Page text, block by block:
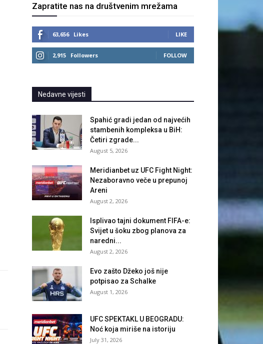
Zapratite nas na društvenim mrežama
63,656 Likes LIKE
2,915 Followers FOLLOW
Nedavne vijesti
Spahić gradi jedan od najvećih
stambenih kompleksa u BiH:
Četiri zgrade...
August 5, 2026
Meridianbet uz UFC Fight Night:
Nezaboravno veče u prepunoj
Areni
August 2, 2026
Isplivao tajni dokument FIFA-e:
Svijet u šoku zbog planova za
naredni...
August 2, 2026
Evo zašto Džeko još nije
potpisao za Schalke
August 1, 2026
UFC SPEKTAKL U BEOGRADU:
Noć koja miriše na istoriju
July 31, 2026